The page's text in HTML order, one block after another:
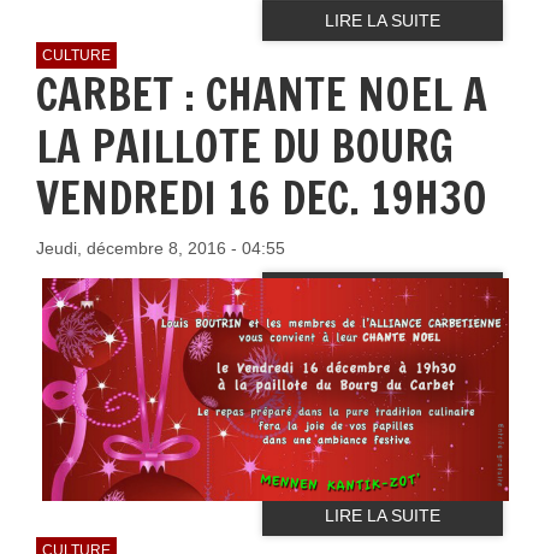
LIRE LA SUITE
CULTURE
CARBET : CHANTE NOEL A
LA PAILLOTE DU BOURG
VENDREDI 16 DEC. 19H30
Jeudi, décembre 8, 2016 - 04:55
LIRE LA SUITE
CULTURE